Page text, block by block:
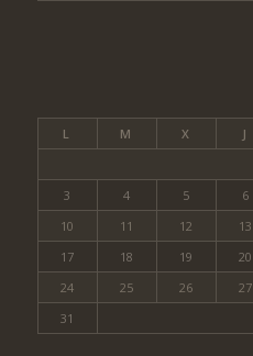
L M X J
3
4 5 6
10
11 12 13
17
18 19 20
24
25 26 27
31